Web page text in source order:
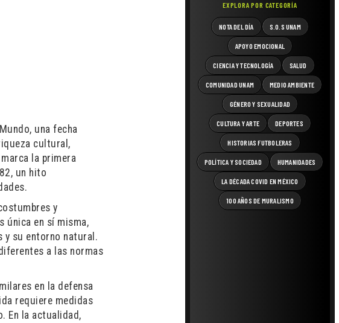
EXPLORA POR CATEGORÍA
NOTA DEL DÍA S.O.S UNAM
APOYO EMOCIONAL
CIENCIA Y TECNOLOGÍA SALUD
COMUNIDAD UNAM MEDIO AMBIENTE
GÉNERO Y SEXUALIDAD
CULTURA Y ARTE DEPORTES
HISTORIAS FUTBOLERAS
POLÍTICA Y SOCIEDAD HUMANIDADES
LA DÉCADA COVID EN MÉXICO
100 AÑOS DE MURALISMO
una fecha
cultural,
la primera
un hito
y
única en sí misma,
su entorno natural.
a las normas
en la defensa
requiere medidas
En la actualidad,